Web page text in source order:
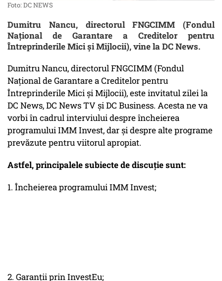
Foto: DC NEWS
Dumitru Nancu, directorul FNGCIMM (Fondul
Național de Garantare a Creditelor pentru
Întreprinderile Mici și Mijlocii), vine la DC News.
Dumitru Nancu, directorul FNGCIMM (Fondul
Național de Garantare a Creditelor pentru
Întreprinderile Mici și Mijlocii), este invitatul zilei la
DC News, DC News TV și DC Business. Acesta ne va
vorbi în cadrul interviului despre încheierea
programului IMM Invest, dar și despre alte programe
prevăzute pentru viitorul apropiat.
Astfel, principalele subiecte de discuție sunt:
1. Încheierea programului IMM Invest;
2. Garanții prin InvestEu;